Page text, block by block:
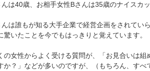
んは40歳、お相手女性Bさんは35歳のナイスカッ
んは誰もが知る大手企業で経営企画をされてい
驚いたことを今でもはっきりと覚えています。
の女性からよく受ける質問が、「お見合いは
か？」などが多いのですが、（もちろん、すべ